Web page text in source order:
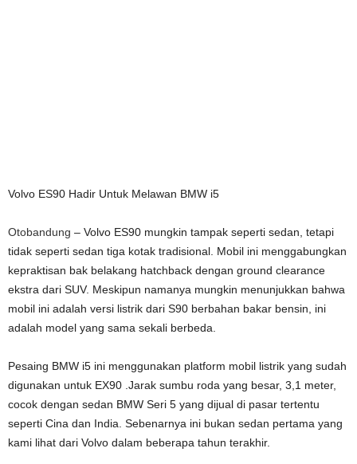
Volvo ES90 Hadir Untuk Melawan BMW i5
Otobandung – Volvo ES90 mungkin tampak seperti sedan, tetapi
tidak seperti sedan tiga kotak tradisional. Mobil ini menggabungkan
kepraktisan bak belakang hatchback dengan ground clearance
ekstra dari SUV. Meskipun namanya mungkin menunjukkan bahwa
mobil ini adalah versi listrik dari S90 berbahan bakar bensin, ini
adalah model yang sama sekali berbeda.
Pesaing BMW i5 ini menggunakan platform mobil listrik yang sudah
digunakan untuk EX90 .Jarak sumbu roda yang besar, 3,1 meter,
cocok dengan sedan BMW Seri 5 yang dijual di pasar tertentu
seperti Cina dan India. Sebenarnya ini bukan sedan pertama yang
kami lihat dari Volvo dalam beberapa tahun terakhir.